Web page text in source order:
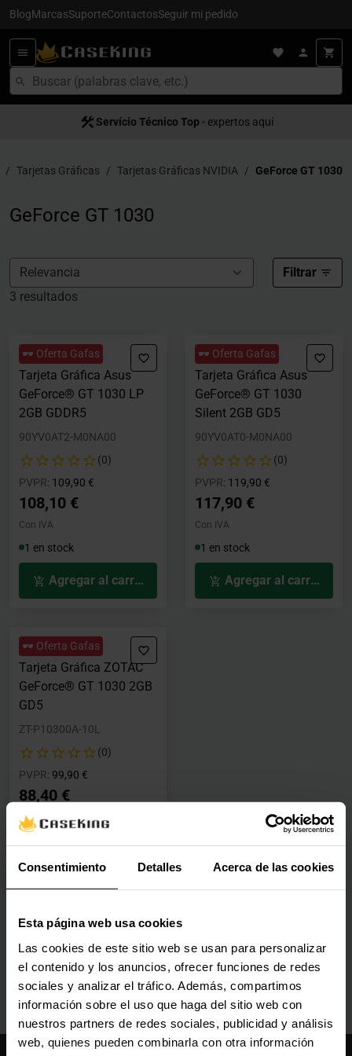
Consentimiento Detalles Acerca de las cookies
Esta página web usa cookies
Las cookies de este sitio web se usan para personalizar
el contenido y los anuncios, ofrecer funciones de redes
sociales y analizar el tráfico. Además, compartimos
información sobre el uso que haga del sitio web con
nuestros partners de redes sociales, publicidad y análisis
web, quienes pueden combinarla con otra información
BlogMarcasSuporteContactosSeguir mi pedido
Satisfacción al cliente- servício 5
Servício Técnico Top - expertos aquí
Tarjetas Gráficas Tarjetas Gráficas NVIDIA GeForce GT 1030
GeForce GT 1030
Filtrar
3 resultados
🕶️ Oferta Gafas
Tarjeta Gráfica Asus
GeForce® GT 1030 LP
2GB GDDR5
90YV0AT2-M0NA00
(0)
PVPR: Precio rebajado desde
109,90 €
108,10 €
Con IVA
1 en stock
Agregar al carrito
🕶️ Oferta Gafas
Tarjeta Gráfica Asus
GeForce® GT 1030
Silent 2GB GD5
90YV0AT0-M0NA00
(0)
PVPR: Precio rebajado desde
119,90 €
117,90 €
Con IVA
1 en stock
Agregar al carrito
🕶️ Oferta Gafas
Tarjeta Gráfica ZOTAC
GeForce® GT 1030 2GB
GD5
ZT-P10300A-10L
(0)
PVPR: Precio rebajado desde
99,90 €
88,40 €
Con IVA
Ver detalles